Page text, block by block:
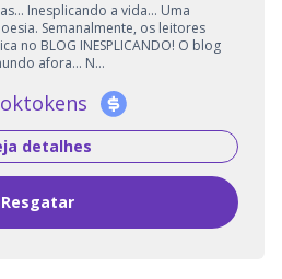
Inesplicando a vida... Uma
Semanalmente, os leitores
no BLOG INESPLICANDO! O blog
afora... N...
detalhes
Resgatar